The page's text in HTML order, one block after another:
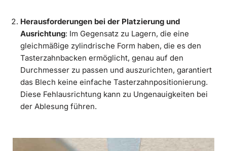
Herausforderungen bei der Platzierung und
Ausrichtung: Im Gegensatz zu Lagern, die eine
gleichmäßige zylindrische Form haben, die es den
Tasterzahnbacken ermöglicht, genau auf den
Durchmesser zu passen und auszurichten, garantiert
das Blech keine einfache Tasterzahnpositionierung.
Diese Fehlausrichtung kann zu Ungenauigkeiten bei
der Ablesung führen.